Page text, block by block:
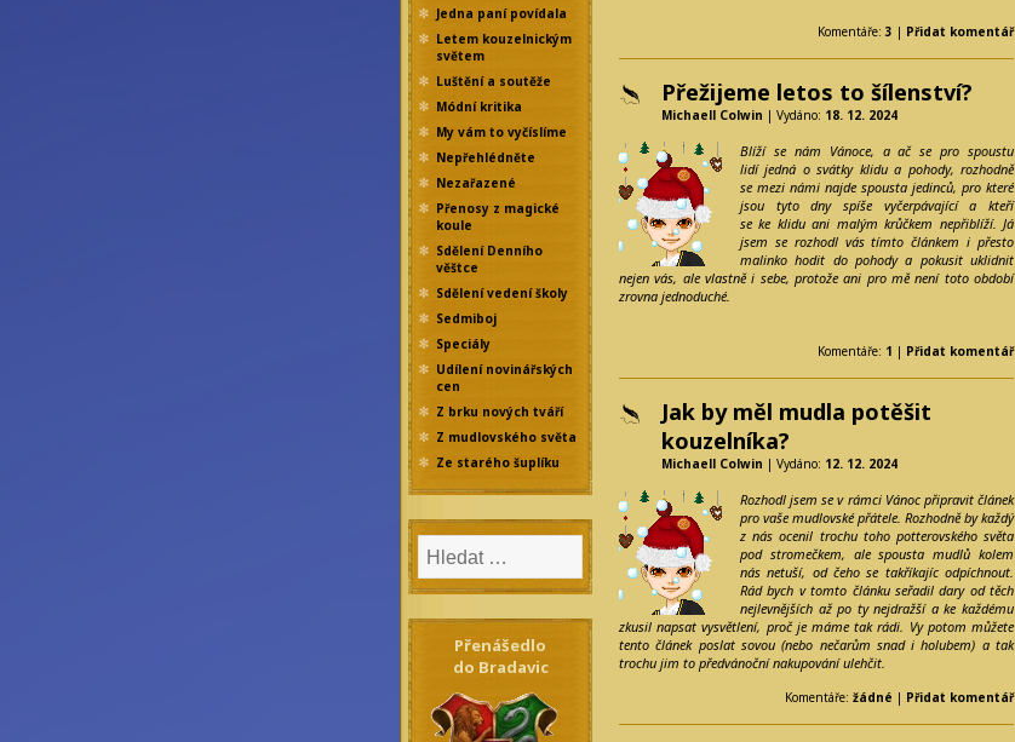
Jedna paní povídala
Letem kouzelnickým
světem
Luštění a soutěže
Módní kritika
My vám to vyčíslíme
Nepřehlédněte
Nezařazené
Přenosy z magické
koule
Sdělení Denního
věštce
Sdělení vedení školy
Sedmiboj
Speciály
Udílení novinářských
cen
Z brku nových tváří
Z mudlovského světa
Ze starého šuplíku
Přenášedlo
do Bradavic
Komentáře: 3 | Přidat komentář
Přežijeme letos to šílenství?
Michaell Colwin | Vydáno: 18. 12. 2024
Blíží se nám Vánoce, a ač se pro spoustu
lidí jedná o svátky klidu a pohody, rozhodně
se mezi námi najde spousta jedinců, pro které
jsou tyto dny spíše vyčerpávající a kteří
se ke klidu ani malým krůčkem nepřiblíží. Já
jsem se rozhodl vás tímto článkem i přesto
malinko hodit do pohody a pokusit uklidnit
nejen vás, ale vlastně i sebe, protože ani pro mě není toto období
zrovna jednoduché.
Komentáře: 1 | Přidat komentář
Jak by měl mudla potěšit
kouzelníka?
Michaell Colwin | Vydáno: 12. 12. 2024
Rozhodl jsem se v rámci Vánoc připravit článek
pro vaše mudlovské přátele. Rozhodně by každý
z nás ocenil trochu toho potterovského světa
pod stromečkem, ale spousta mudlů kolem
nás netuší, od čeho se takříkajíc odpíchnout.
Rád bych v tomto článku seřadil dary od těch
nejlevnějších až po ty nejdražší a ke každému
zkusil napsat vysvětlení, proč je máme tak rádi. Vy potom můžete
tento článek poslat sovou (nebo nečarům snad i holubem) a tak
trochu jim to předvánoční nakupování ulehčit.
Komentáře: žádné | Přidat komentář